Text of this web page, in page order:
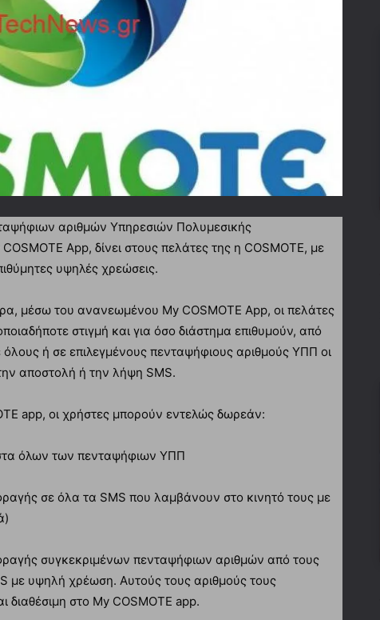
αριθμών Υπηρεσιών Πολυμεσικής
App, δίνει στους πελάτες της η COSMOTE, με
υψηλές χρεώσεις.
μέσω του ανανεωμένου My COSMOTE App, οι πελάτες
στιγμή και για όσο διάστημα επιθυμούν, από
ή σε επιλεγμένους πενταψήφιους αριθμούς ΥΠΠ οι
αποστολή ή την λήψη SMS.
app, οι χρήστες μπορούν εντελώς δωρεάν:
όλων των πενταψήφιων ΥΠΠ
σε όλα τα SMS που λαμβάνουν στο κινητό τους με
συγκεκριμένων πενταψήφιων αριθμών από τους
με υψηλή χρέωση. Αυτούς τους αριθμούς τους
διαθέσιμη στο My COSMOTE app.